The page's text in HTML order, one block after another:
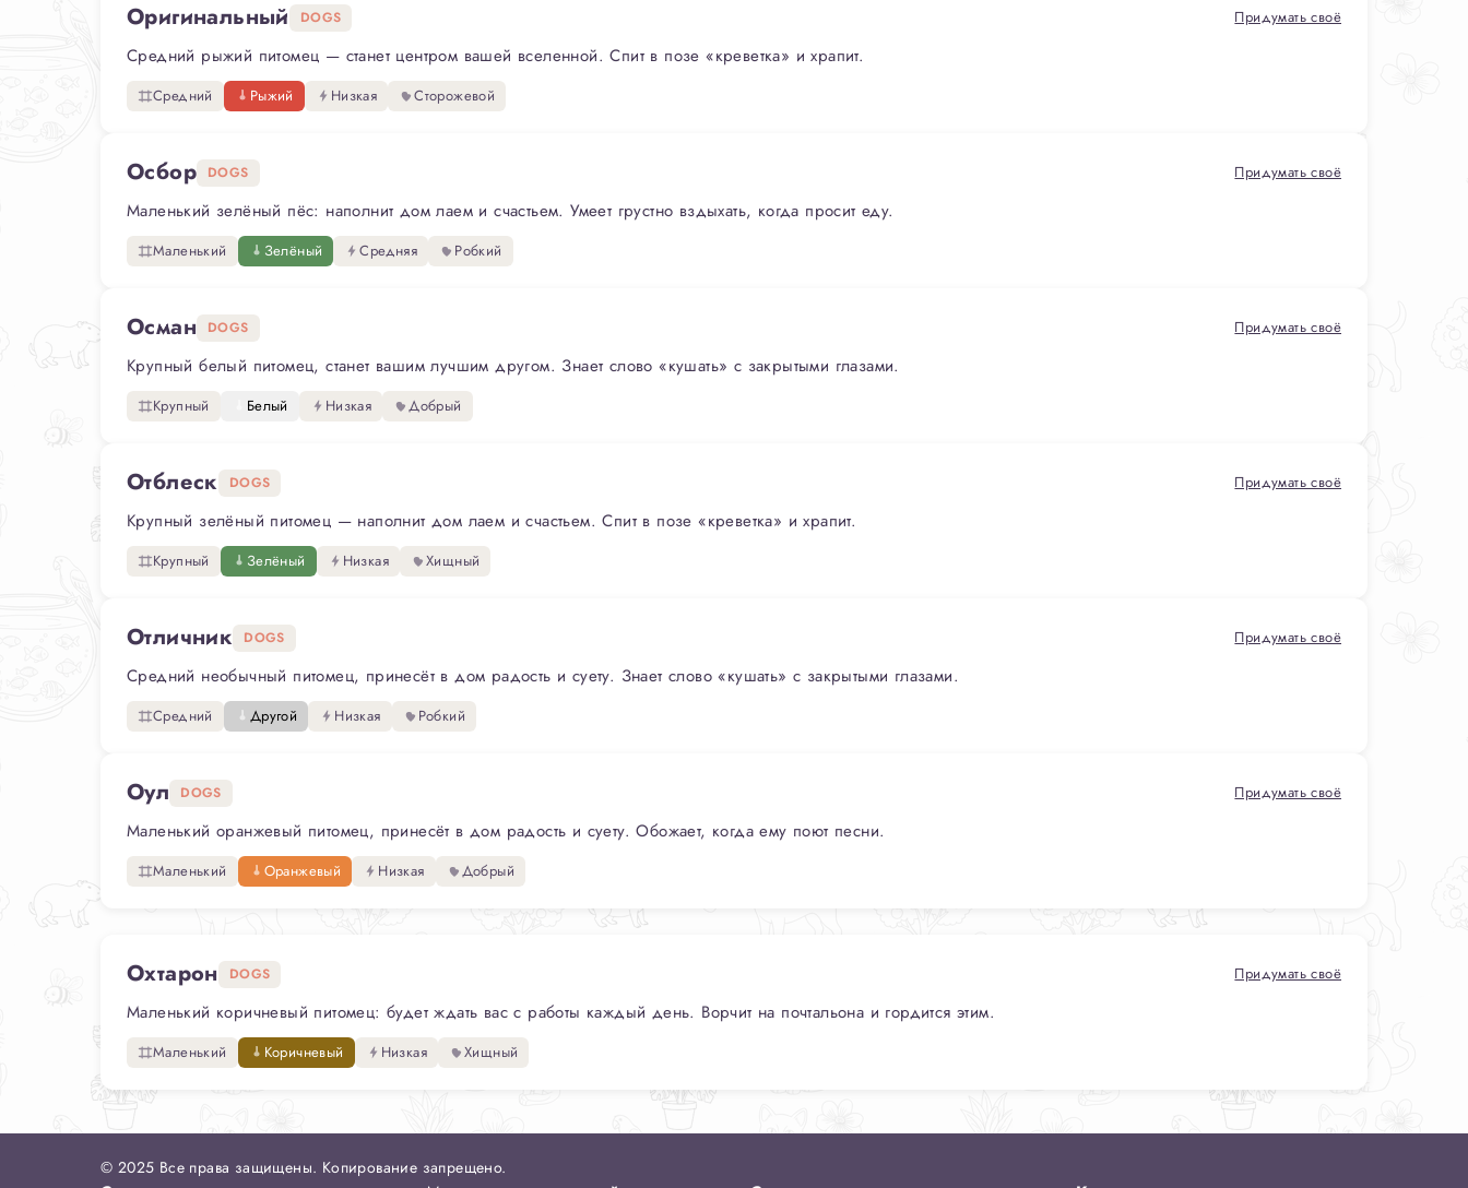
Оригинальный DOGS Придумать своё
Средний рыжий питомец — станет центром вашей вселенной. Спит в позе «креветка» и храпит.
Средний Рыжий Низкая Сторожевой
Осбор DOGS Придумать своё
Маленький зелёный пёс: наполнит дом лаем и счастьем. Умеет грустно вздыхать, когда просит еду.
Маленький Зелёный Средняя Робкий
Осман DOGS Придумать своё
Крупный белый питомец, станет вашим лучшим другом. Знает слово «кушать» с закрытыми глазами.
Крупный Белый Низкая Добрый
Отблеск DOGS Придумать своё
Крупный зелёный питомец — наполнит дом лаем и счастьем. Спит в позе «креветка» и храпит.
Крупный Зелёный Низкая Хищный
Отличник DOGS Придумать своё
Средний необычный питомец, принесёт в дом радость и суету. Знает слово «кушать» с закрытыми глазами.
Средний Другой Низкая Робкий
Оул DOGS Придумать своё
Маленький оранжевый питомец, принесёт в дом радость и суету. Обожает, когда ему поют песни.
Маленький Оранжевый Низкая Добрый
Охтарон DOGS Придумать своё
Маленький коричневый питомец: будет ждать вас с работы каждый день. Ворчит на почтальона и гордится этим.
Маленький Коричневый Низкая Хищный
© 2025 Все права защищены. Копирование запрещено.